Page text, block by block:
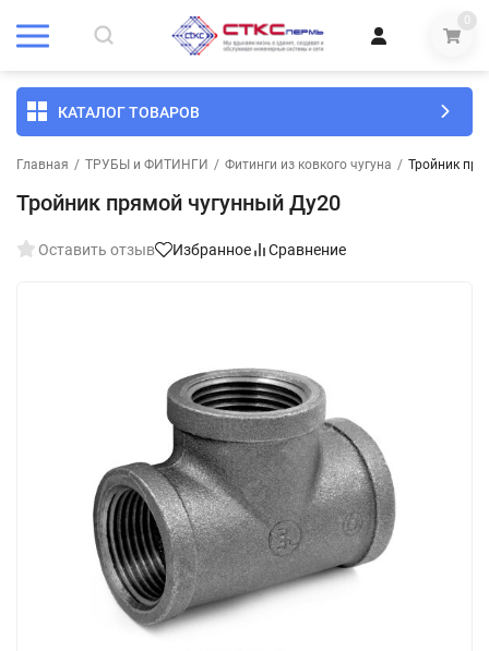
0
КАТАЛОГ ТОВАРОВ
Главная / ТРУБЫ и ФИТИНГИ / Фитинги из ковкого чугуна / Тройник
Тройник прямой чугунный Ду20
Оставить отзыв Избранное Сравнение